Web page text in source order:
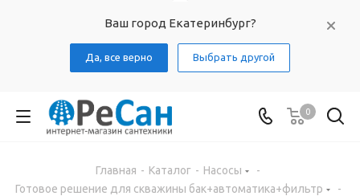
Ваш город Екатеринбург?
Да, все верно Выбрать другой
0
Главная - Каталог - Насосы
-
Готовое решение для скважины бак+автоматика+фильтр
-